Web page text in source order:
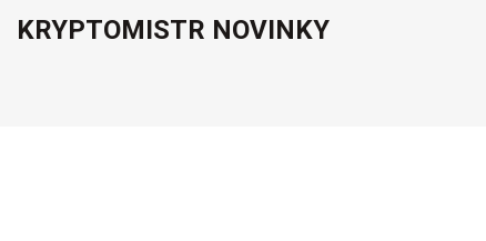
KRYPTOMISTR NOVINKY